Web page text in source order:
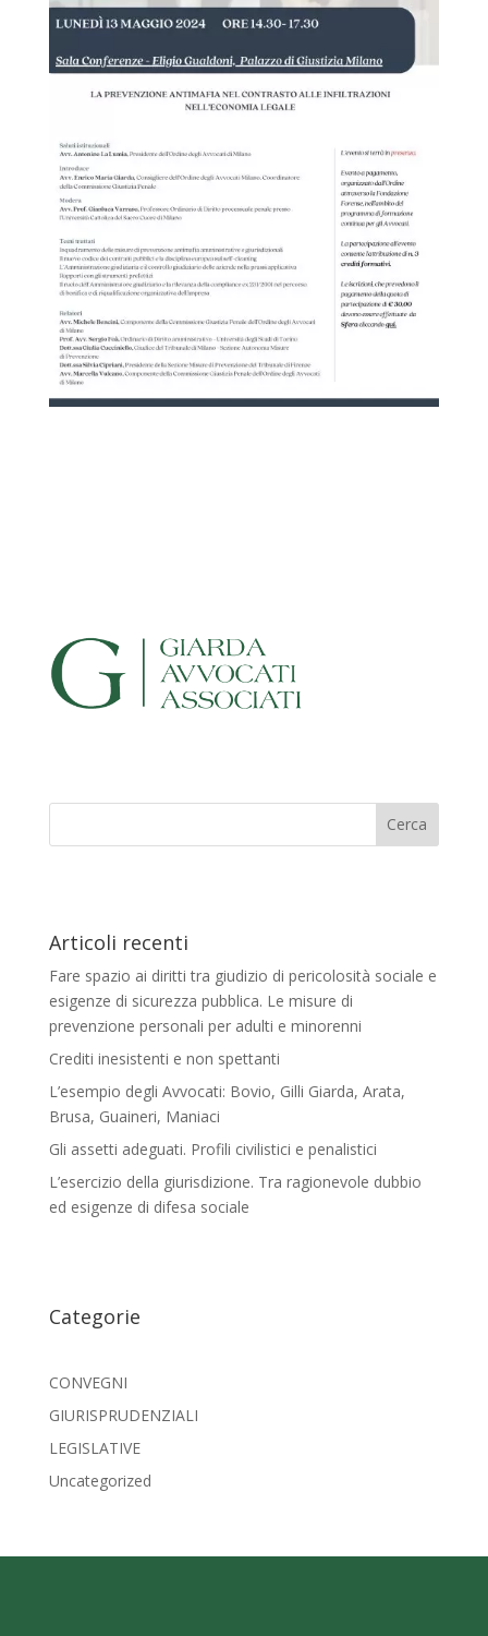
Articoli recenti
Fare spazio ai diritti tra giudizio di pericolosità sociale e
esigenze di sicurezza pubblica. Le misure di
prevenzione personali per adulti e minorenni
Crediti inesistenti e non spettanti
L’esempio degli Avvocati: Bovio, Gilli Giarda, Arata,
Brusa, Guaineri, Maniaci
Gli assetti adeguati. Profili civilistici e penalistici
L’esercizio della giurisdizione. Tra ragionevole dubbio
ed esigenze di difesa sociale
Categorie
CONVEGNI
GIURISPRUDENZIALI
LEGISLATIVE
Uncategorized